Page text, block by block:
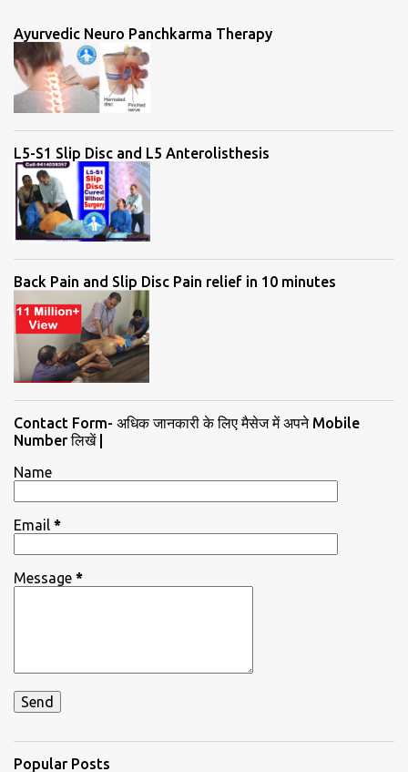
t
s
Ayurvedic Neuro Panchkarma Therapy
L5-S1 Slip Disc and L5 Anterolisthesis
Back Pain and Slip Disc Pain relief in 10 minutes
Contact Form- अधिक जानकारी के लिए मैसेज में अपने Mobile
Number लिखें |
Name
Email *
Message *
Popular Posts